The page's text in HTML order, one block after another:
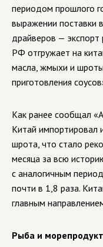
периодом прошлого
выражении поставки
драйверов — экспорт
РФ отгружает на
масла, жмыхи и
приготовления
Как ранее сообщал
Китай импортировал
шрота, что стало
месяца за всю
с аналогичным
почти в 1,8 раза.
главным
Рыба и